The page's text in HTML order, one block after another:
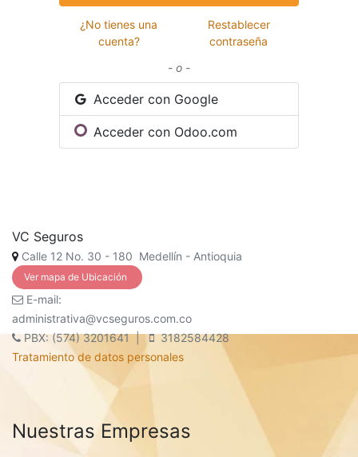
¿No tienes una
cuenta?
Restablecer
contraseña
- o -
Acceder con Google
Acceder con Odoo.com
VC Seguros
Calle 12 No. 30 - 180 Medellín - Antioquia
Ver mapa de Ubicación
E-mail:
administrativa@vcseguros.com.co
PBX: (574) 3201641 | 3182584428
Tratamiento de datos personales
Nuestras Empresas